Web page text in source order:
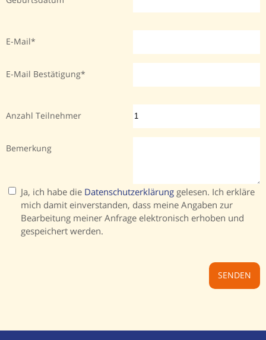
E-Mail
E-Mail Bestätigung
Anzahl Teilnehmer
Bemerkung
Ja, ich habe die Datenschutzerklärung gelesen. Ich erkläre
mich damit einverstanden, dass meine Angaben zur
Bearbeitung meiner Anfrage elektronisch erhoben und
gespeichert werden.